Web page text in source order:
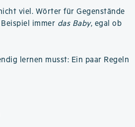
viel. Wörter für Gegenstände
immer das Baby, egal ob
lernen musst: Ein paar Regeln